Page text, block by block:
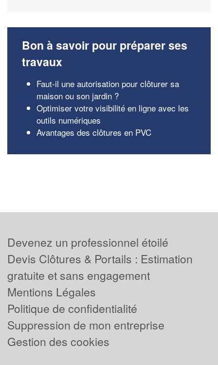
Bon à savoir pour préparer ses
travaux
Faut-il une autorisation pour clôturer sa
maison ou son jardin ?
Optimiser votre visibilité en ligne avec les
outils numériques
Avantages des clôtures en PVC
Devenez un professionnel étoilé
Devis Clôtures & Portails : Estimation
gratuite et sans engagement
Mentions Légales
Politique de confidentialité
Suppression de mon entreprise
Gestion des cookies